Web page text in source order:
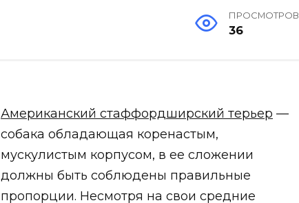
ПРОСМОТРОВ
36
Американский стаффордширский терьер —
собака обладающая коренастым,
мускулистым корпусом, в ее сложении
должны быть соблюдены правильные
пропорции. Несмотря на свои средние